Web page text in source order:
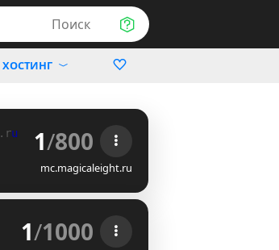
Поиск
ХОСТИНГ
. ru
1/800
mc.magicaleight.ru
1/1000